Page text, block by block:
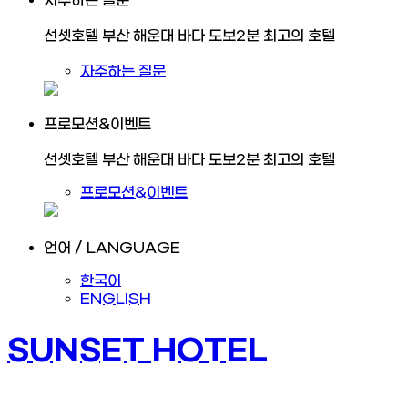
선셋호텔 부산 해운대 바다 도보2분 최고의 호텔
자주하는 질문
프로모션&이벤트
선셋호텔 부산 해운대 바다 도보2분 최고의 호텔
프로모션&이벤트
언어 / LANGUAGE
한국어
ENGLISH
SUNSET HOTEL